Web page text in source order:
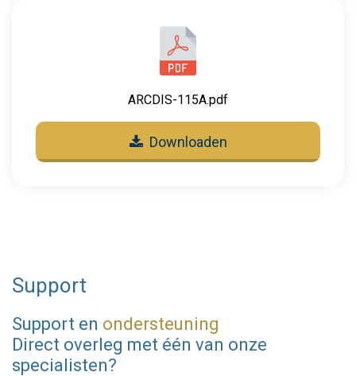
ARCDIS-115A.pdf
Downloaden
Support
Support en ondersteuning
Direct overleg met één van onze
specialisten?